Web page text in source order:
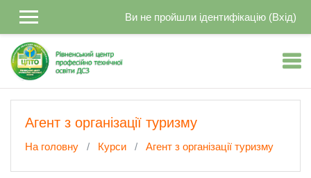
Ви не пройшли ідентифікацію (Вхід)
Агент з організації туризму
На головну Курси Агент з організації туризму